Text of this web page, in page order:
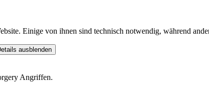
Einige von ihnen sind technisch notwendig, während
ausblenden
Angriffen.